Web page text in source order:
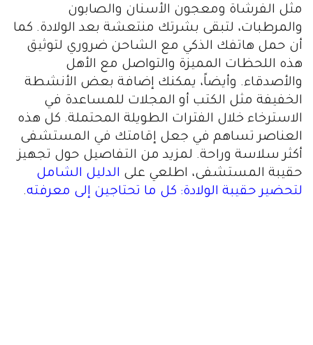
مثل الفرشاة ومعجون الأسنان والصابون
والمرطبات، لتبقى بشرتك منتعشة بعد الولادة. كما
أن حمل هاتفك الذكي مع الشاحن ضروري لتوثيق
هذه اللحظات المميزة والتواصل مع الأهل
والأصدقاء. وأيضاً، يمكنك إضافة بعض الأنشطة
الخفيفة مثل الكتب أو المجلات للمساعدة في
الاسترخاء خلال الفترات الطويلة المحتملة. كل هذه
العناصر تساهم في جعل إقامتك في المستشفى
أكثر سلاسة وراحة. لمزيد من التفاصيل حول تجهيز
حقيبة المستشفى، اطلعي على الدليل الشامل
لتحضير حقيبة الولادة: كل ما تحتاجين إلى معرفته.